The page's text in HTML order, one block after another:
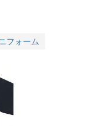
フォーム